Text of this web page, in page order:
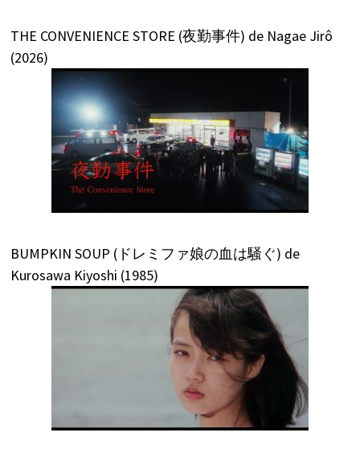
THE CONVENIENCE STORE (夜勤事件) de Nagae Jirô
(2026)
BUMPKIN SOUP (ドレミファ娘の血は騒ぐ) de
Kurosawa Kiyoshi (1985)